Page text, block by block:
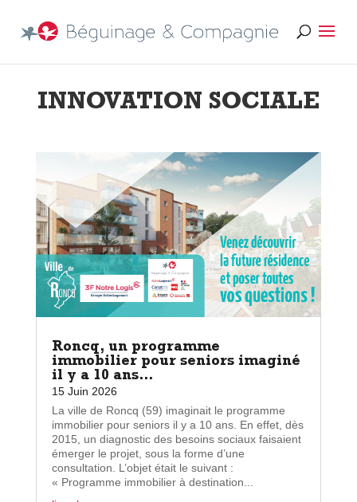
INNOVATION SOCIALE
Roncq, un programme
immobilier pour seniors imaginé
il y a 10 ans…
15 Juin 2026
La ville de Roncq (59) imaginait le programme
immobilier pour seniors il y a 10 ans. En effet, dès
2015, un diagnostic des besoins sociaux faisaient
émerger le projet, sous la forme d’une
consultation. L’objet était le suivant :
« Programme immobilier à destination...